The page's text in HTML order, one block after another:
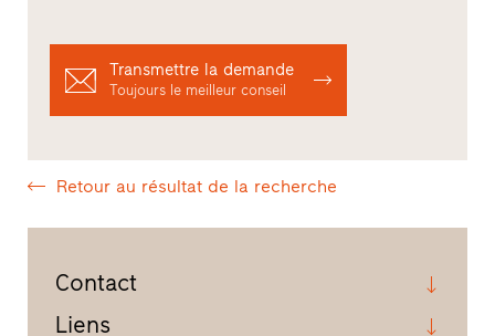
Transmettre la demande
Toujours le meilleur conseil
Retour au résultat de la recherche
Contact
Liens